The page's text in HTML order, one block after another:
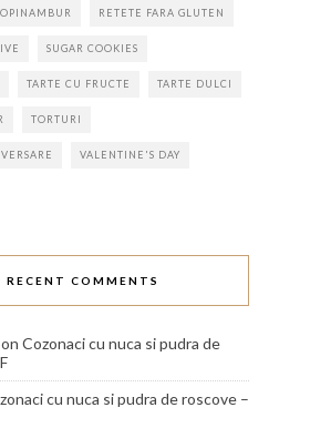
RETETE FARA GLUTEN
SUGAR COOKIES
TARTE CU FRUCTE TARTE DULCI
TORTURI
VALENTINE'S DAY
RECENT COMMENTS
on Cozonaci cu nuca si pudra de
cu nuca si pudra de roscove –